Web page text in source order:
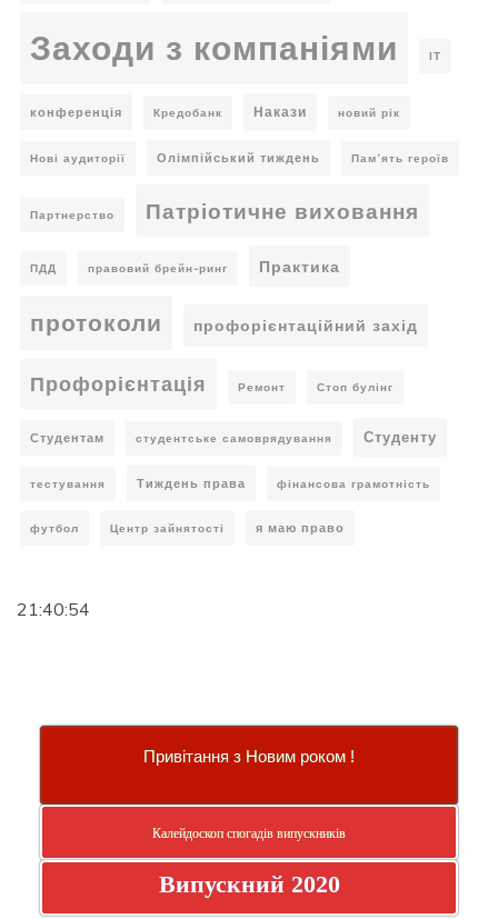
Заходи з компаніями ІТ
конференція Кредобанк Накази новий рік
Нові аудиторії Олімпійський тиждень Пам’ять героїв
Партнерство Патріотичне виховання
ПДД правовий брейн-ринг Практика
протоколи профорієнтаційний захід
Профорієнтація Ремонт Стоп булінг
Студентам студентське самоврядування Студенту
тестування Тиждень права фінансова грамотність
футбол Центр зайнятості я маю право
21:40:55
Привітання з Новим роком !
Калейдоскоп спогадів випускників
Випускний 2020